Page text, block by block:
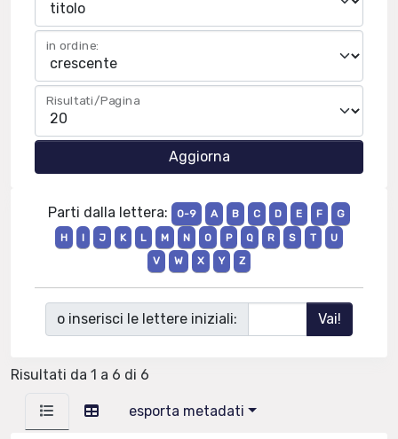
in ordine:
Risultati/Pagina
Parti dalla lettera: 0-9 A B C D E F
G
H
I J K L M N O P Q R S T
U
V
W X Y Z
o inserisci le lettere iniziali:
Risultati da 1 a 6 di 6
esporta metadati